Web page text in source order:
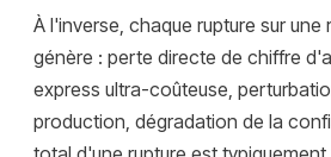
À l'inverse, chaque rupture sur une
génère : perte directe de chiffre
express ultra-coûteuse,
production, dégradation de la